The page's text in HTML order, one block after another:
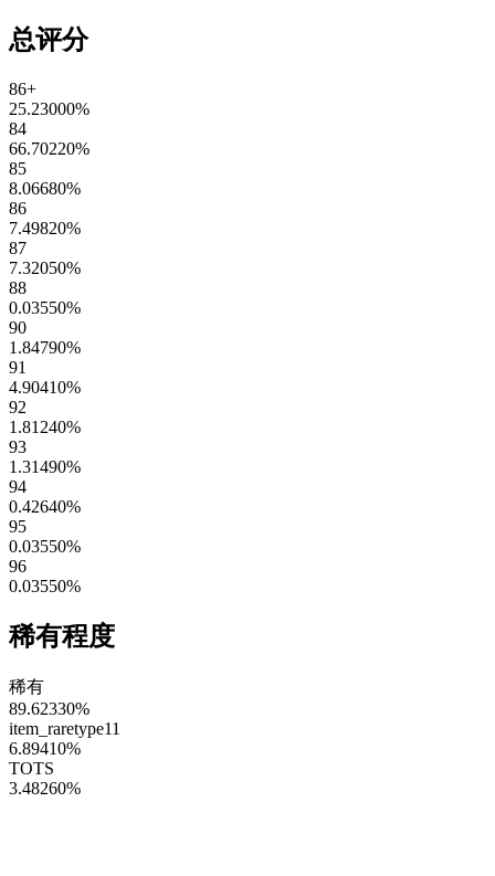
总评分
86+
25.23000%
84
66.70220%
85
8.06680%
86
7.49820%
87
7.32050%
88
0.03550%
90
1.84790%
91
4.90410%
92
1.81240%
93
1.31490%
94
0.42640%
95
0.03550%
96
0.03550%
稀有程度
稀有
89.62330%
item_raretype11
6.89410%
TOTS
3.48260%